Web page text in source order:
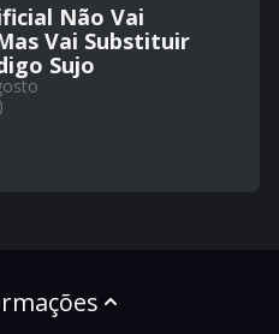
Não Vai
Vai Substituir
Sujo